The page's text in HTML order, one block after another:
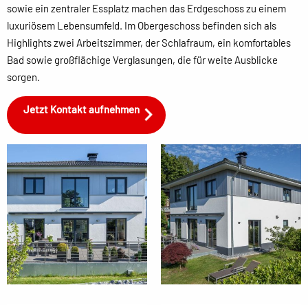
sowie ein zentraler Essplatz machen das Erdgeschoss zu einem
luxuriösem Lebensumfeld. Im Obergeschoss befinden sich als
Highlights zwei Arbeitszimmer, der Schlafraum, ein komfortables
Bad sowie großflächige Verglasungen, die für weite Ausblicke
sorgen.
Jetzt Kontakt aufnehmen